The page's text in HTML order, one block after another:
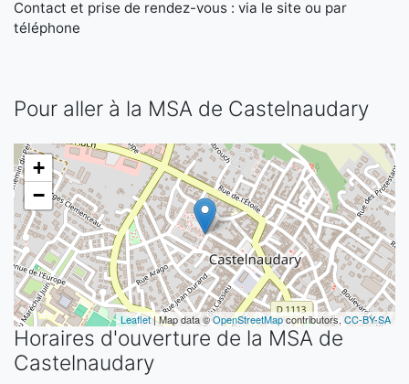
Contact et prise de rendez-vous : via le site ou par
téléphone
Pour aller à la MSA de Castelnaudary
+
−
Leaflet| Map data ©OpenStreetMapcontributors, CC-BY-SA
Horaires d'ouverture de la MSA de
Castelnaudary